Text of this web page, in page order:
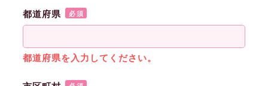
都道府県 必須
都道府県を入力してください。